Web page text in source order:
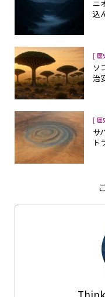
ニ
込
[ 歴
ソ
治
[ 歴
サ
ト